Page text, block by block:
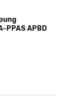
PPAS APBD